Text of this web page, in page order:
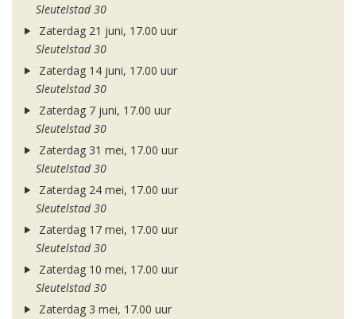
Sleutelstad 30
Zaterdag 21 juni, 17.00 uur
Sleutelstad 30
Zaterdag 14 juni, 17.00 uur
Sleutelstad 30
Zaterdag 7 juni, 17.00 uur
Sleutelstad 30
Zaterdag 31 mei, 17.00 uur
Sleutelstad 30
Zaterdag 24 mei, 17.00 uur
Sleutelstad 30
Zaterdag 17 mei, 17.00 uur
Sleutelstad 30
Zaterdag 10 mei, 17.00 uur
Sleutelstad 30
Zaterdag 3 mei, 17.00 uur